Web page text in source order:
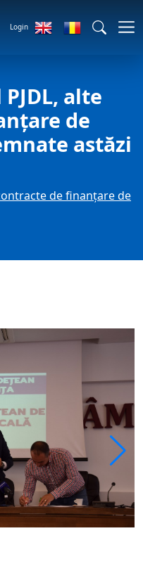
Login
alte
de
astăzi
de finanțare de